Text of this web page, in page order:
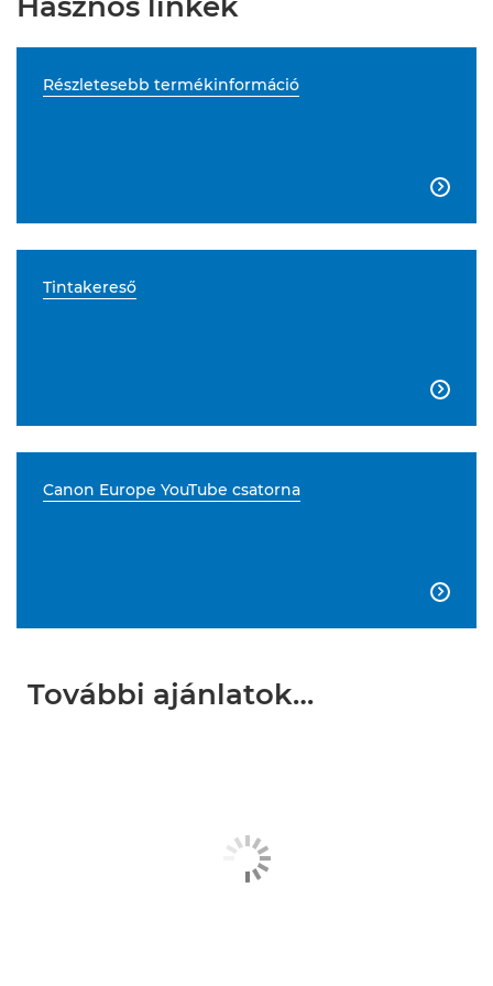
Részletesebb termékinformáció

Tintakereső

Canon Europe YouTube csatorna

További ajánlatok…